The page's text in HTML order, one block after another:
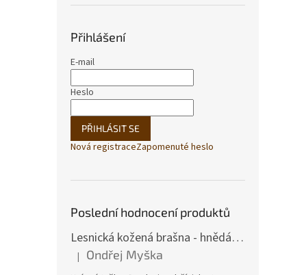
Přihlášení
E-mail
Heslo
PŘIHLÁSIT SE
Nová registraceZapomenuté heslo
Poslední hodnocení produktů
Lesnická kožená brašna - hnědá hovězina
Hodnocení produktu je 5 z 5 hvězdiček.
| Ondřej Myška